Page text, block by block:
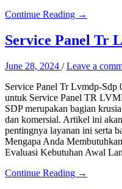
Continue Reading →
Service Panel Tr
June 28, 2024 /Leave a
Service Panel Tr Lvmdp-Sdp
untuk Service Panel TR
SDP merupakan bagian
dan komersial. Artikel ini
pentingnya layanan ini serta
Mengapa Anda
Evaluasi Kebutuhan Awal
Continue Reading →